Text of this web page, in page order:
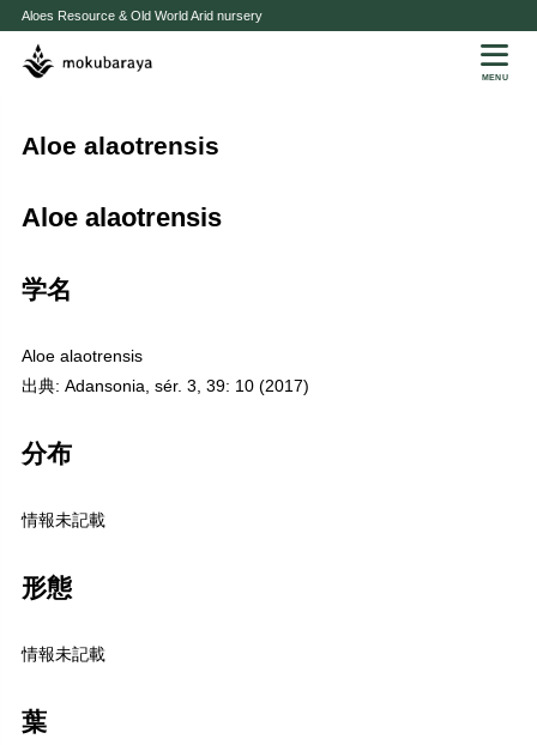
Aloes Resource & Old World Arid nursery
MENU
Aloe alaotrensis
Aloe alaotrensis
学名
Aloe alaotrensis
出典: Adansonia, sér. 3, 39: 10 (2017)
分布
情報未記載
形態
情報未記載
葉